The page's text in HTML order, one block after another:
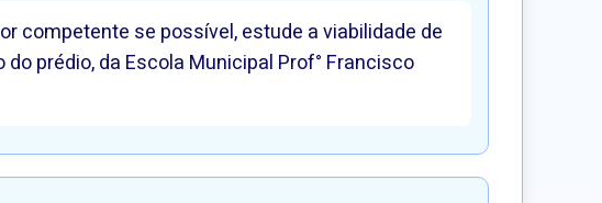
competente se possível, estude a viabilidade de
prédio, da Escola Municipal Prof° Francisco